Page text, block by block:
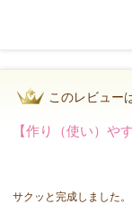
このレビュー
【作り（使い）やす
サクッと完成しました